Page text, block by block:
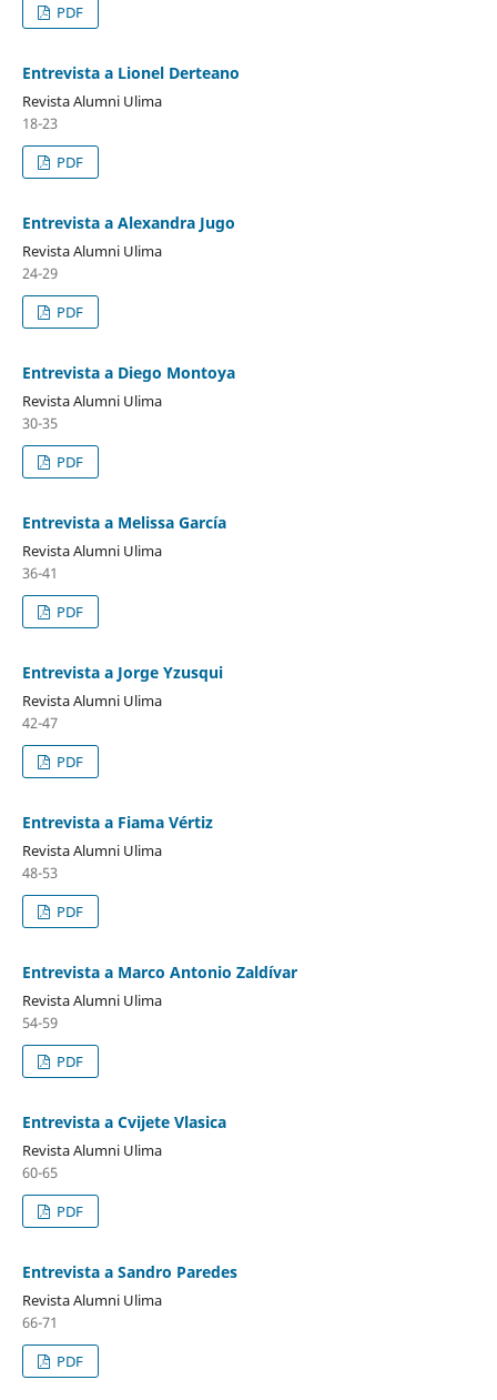
PDF
Entrevista a Lionel Derteano
Revista Alumni Ulima
18-23
PDF
Entrevista a Alexandra Jugo
Revista Alumni Ulima
24-29
PDF
Entrevista a Diego Montoya
Revista Alumni Ulima
30-35
PDF
Entrevista a Melissa García
Revista Alumni Ulima
36-41
PDF
Entrevista a Jorge Yzusqui
Revista Alumni Ulima
42-47
PDF
Entrevista a Fiama Vértiz
Revista Alumni Ulima
48-53
PDF
Entrevista a Marco Antonio Zaldívar
Revista Alumni Ulima
54-59
PDF
Entrevista a Cvijete Vlasica
Revista Alumni Ulima
60-65
PDF
Entrevista a Sandro Paredes
Revista Alumni Ulima
66-71
PDF